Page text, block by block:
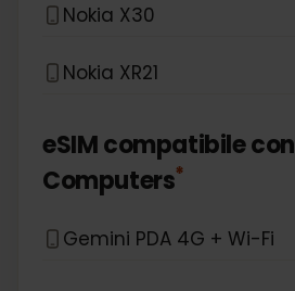
Nokia X30
Nokia XR21
eSIM compatibile con
Computers*
Gemini PDA 4G + Wi-Fi